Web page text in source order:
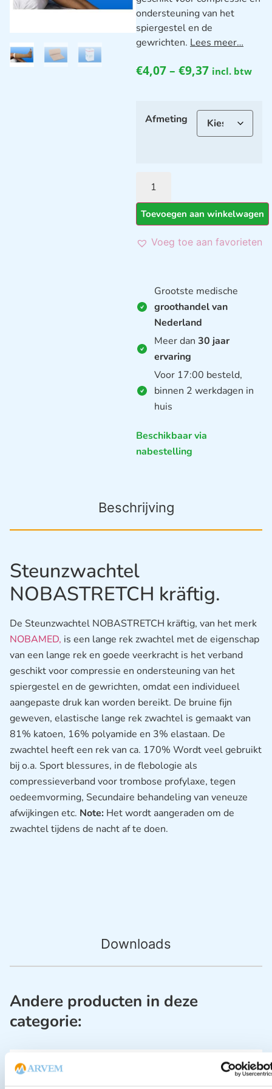
ondersteuning van het
spiergestel en de
gewrichten. Lees meer…
€4,07– €9,37 incl. btw
Afmeting
Toevoegen aan winkelwagen
Voeg toe aan favorieten
Grootste medische
groothandel van
Nederland
Meer dan 30 jaar
ervaring
Voor 17:00 besteld,
binnen 2 werkdagen in
huis
Beschikbaar via
nabestelling
Beschrijving
Downloads
Steunzwachtel
NOBASTRETCH kräftig.
De Steunzwachtel NOBASTRETCH kräftig, van het merk
NOBAMED, is een lange rek zwachtel met de eigenschap
van een lange rek en goede veerkracht is het verband
geschikt voor compressie en ondersteuning van het
spiergestel en de gewrichten, omdat een individueel
aangepaste druk kan worden bereikt. De bruine fijn
geweven, elastische lange rek zwachtel is gemaakt van
81% katoen, 16% polyamide en 3% elastaan. De
zwachtel heeft een rek van ca. 170% Wordt veel gebruikt
bij o.a. Sport blessures, in de flebologie als
compressieverband voor trombose profylaxe, tegen
oedeemvorming, Secundaire behandeling van veneuze
afwijkingen etc. Note: Het wordt aangeraden om de
zwachtel tijdens de nacht af te doen.
Andere producten in deze
categorie: